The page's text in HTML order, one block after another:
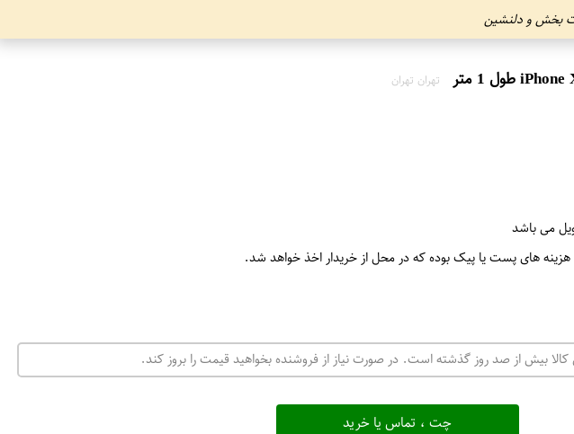
بخش و دلنشین
تهران تهران
می باشد
هزینه های پست یا پیک بوده که در محل از خریدار اخذ خواهد شد.
کالا بیش از صد روز گذشته است. در صورت نیاز از فروشنده بخواهید قیمت را بروز کند.
چت ، تماس یا خرید